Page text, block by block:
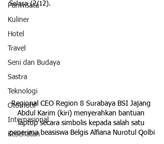
Pariwisata
Kuliner
Hotel
Travel
Seni dan Budaya
Sastra
Teknologi
Otomotif
Internasional
Kesehatan
Selasa (2/12).
Regional CEO Region 8 Surabaya BSI Jajang
Abdul Karim (kiri) menyerahkan bantuan
laptop secara simbolis kepada salah satu
penerima beasiswa Belgis Alfiana Nurotul Qolbi